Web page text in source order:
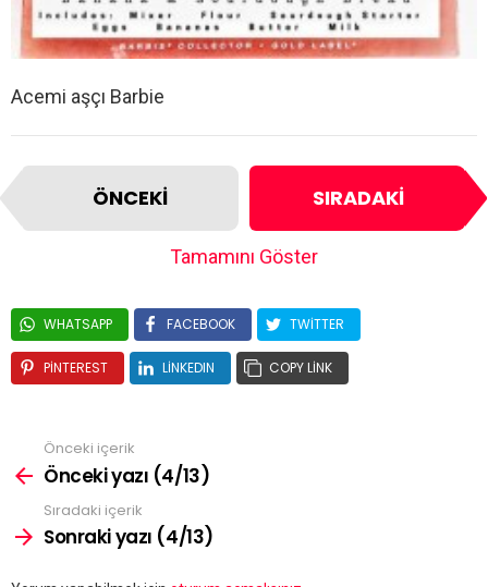
Acemi aşçı Barbie
ÖNCEKI SIRADAKI
Tamamını Göster
WHATSAPP FACEBOOK TWITTER
PINTEREST LINKEDIN COPY LINK
Önceki içerik
Önceki yazı (4/13)
Sıradaki içerik
Sonraki yazı (4/13)